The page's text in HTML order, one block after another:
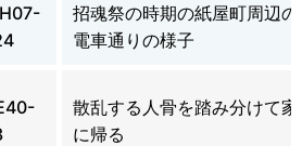
招魂祭の時期の紙屋町周辺の
電車通りの様子
散乱する人骨を踏み分けて家
に帰る